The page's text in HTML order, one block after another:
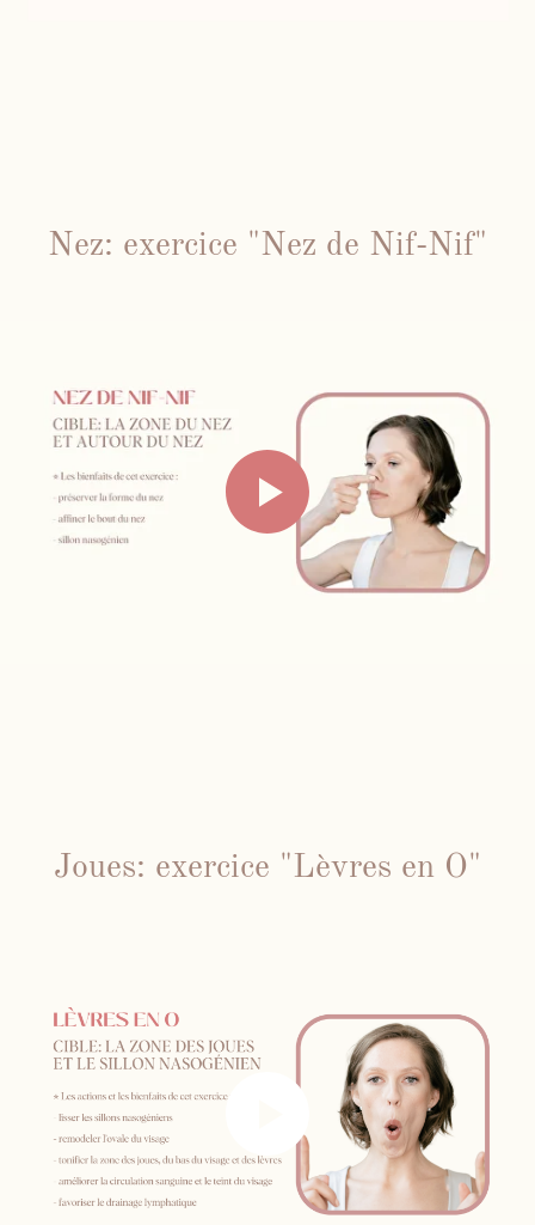
Nez: exercice "Nez de Nif-Nif"
Joues: exercice "Lèvres en O"